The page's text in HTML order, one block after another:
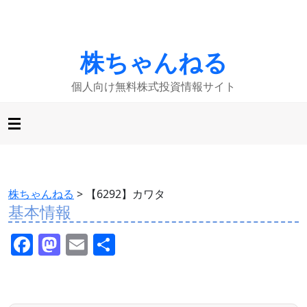
株ちゃんねる
個人向け無料株式投資情報サイト
株ちゃんねる > 【6292】カワタ
基本情報
F M E